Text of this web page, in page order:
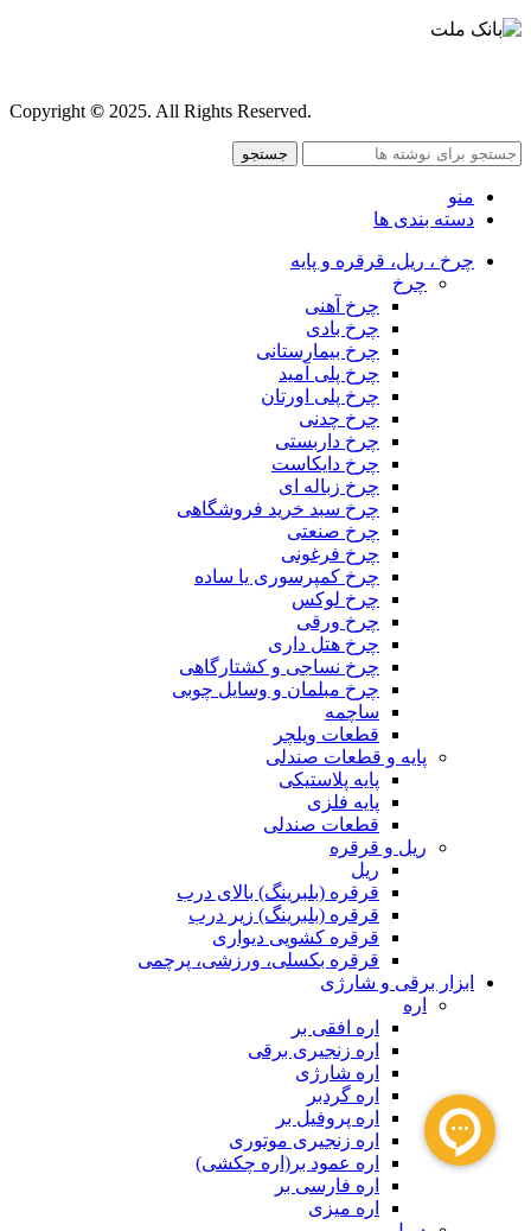
Copyright© 2025. All Rights Reserved.
جستجو
منو
دسته بندی ها
چرخ ، ریل، قرقره و پایه
چرخ
چرخ آهنی
چرخ بادی
چرخ بیمارستانی
چرخ پلی آمید
چرخ پلی اورتان
چرخ چدنی
چرخ داربستی
چرخ دایکاست
چرخ زباله ای
چرخ سبد خرید فروشگاهی
چرخ صنعتی
چرخ فرغونی
چرخ کمپرسوری یا ساده
چرخ لوکس
چرخ ورقی
چرخ هتل داری
چرخ نساجی و کشتارگاهی
چرخ مبلمان و وسایل چوبی
ساچمه
قطعات ویلچر
پایه و قطعات صندلی
پایه پلاستیکی
پایه فلزی
قطعات صندلی
ریل و قرقره
ریل
قرقره (بلبرینگ) بالای درب
قرقره (بلبرینگ) زیر درب
قرقره کشویی دیواری
قرقره بکسلی، ورزشی، پرچمی
ابزار برقی و شارژی
اره
اره افقی بر
اره زنجیری برقی
اره شارژی
اره گردبر
اره پروفیل بر
اره زنجیری موتوری
اره عمود بر(اره چکشی)
اره فارسی بر
اره میزی